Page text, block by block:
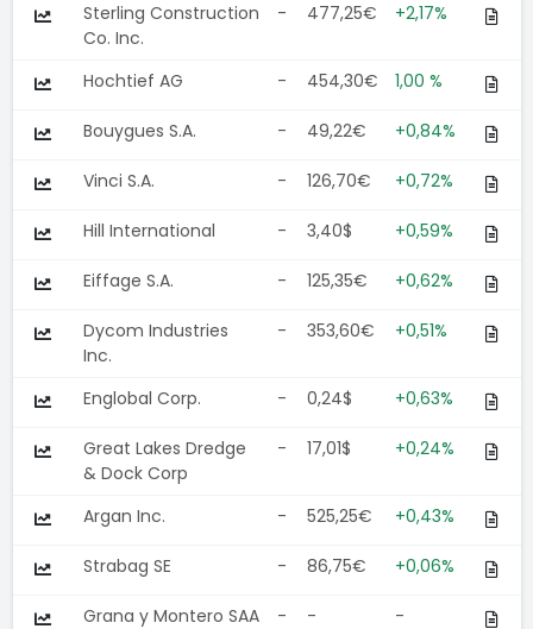
Sterling Construction
Co. Inc.
- 477,25€ +2,17%
Hochtief AG - 454,30€ 1,00 %
Bouygues S.A. - 49,22€ +0,84%
Vinci S.A. - 126,70€ +0,72%
Hill International - 3,40$ +0,59%
Eiffage S.A. - 125,35€ +0,62%
Dycom Industries
Inc.
- 353,60€ +0,51%
Englobal Corp. - 0,24$ +0,63%
Great Lakes Dredge
& Dock Corp
- 17,01$ +0,24%
Argan Inc. - 525,25€ +0,43%
Strabag SE - 86,75€ +0,06%
Grana y Montero SAA - - -